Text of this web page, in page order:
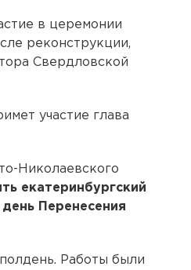
в церемонии
реконструкции,
Свердловской
участие глава
Николаевского
екатеринбургский
Перенесения
Работы были